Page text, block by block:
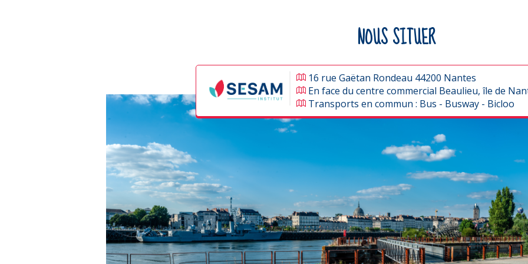
NOUS SITUER
16 rue Gaëtan Rondeau 44200 Nantes
En face du centre commercial Beaulieu, île de
Transports en commun : Bus - Busway - Bicloo